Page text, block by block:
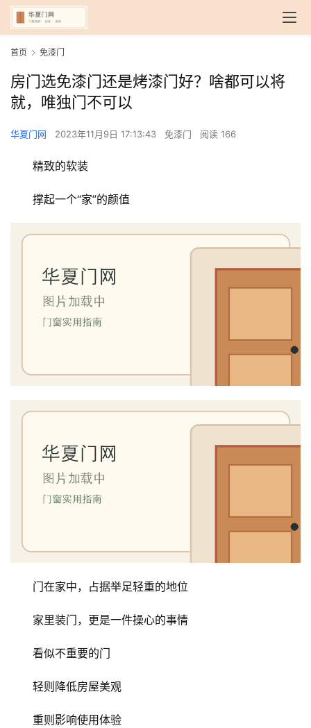
首页 免漆门
房门选免漆门还是烤漆门好？啥都可以将
就，唯独门不可以
华夏门网 2023年11月9日 17:13:43 免漆门 阅读 166
精致的软装
撑起一个“家”的颜值
门在家中，占据举足轻重的地位
家里装门，更是一件操心的事情
看似不重要的门
轻则降低房屋美观
重则影响使用体验